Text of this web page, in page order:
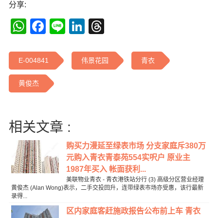
分享:
WhatsApp
Facebook
LineLinkedIn
E-004841 伟景花园 青衣
黄俊杰
相关文章 :
购买力漫延至绿表市场 分支家庭斥380万
元购入青衣青泰苑554实呎户 原业主
1987年买入 帐面获利...
美联物业青衣 - 青衣港铁站分行 (3) 高级分区营业经理
黄俊杰 (Alan Wong)表示，二手交投回升，连带绿表市场亦受惠，该行最新
录得...
区内家庭客赶施政报告公布前上车 青衣